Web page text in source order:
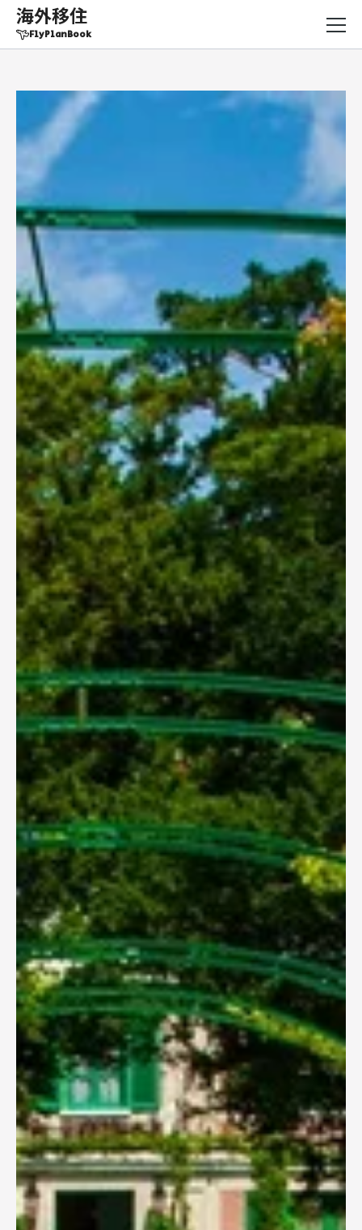
海外移住
FlyPlanBook